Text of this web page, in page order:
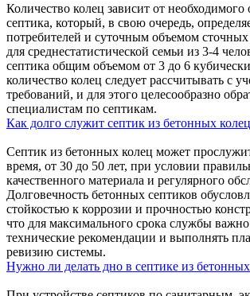
Количество колец зависит от необходимого
септика, который, в свою очередь,
потребителей и суточным объемом
для среднестатистической семьи из 3-4
септика общим объемом от 3 до 6
количество колец следует рассчитывать с
требований, и для этого целесообразно
специалистам по септикам.
Как долго служит септик из бетонных
Септик из бетонных колец может
время, от 30 до 50 лет, при условии
качественного материала и регулярного
Долговечность бетонных септиков
стойкостью к коррозии и прочностью
что для максимального срока службы
технические рекомендации и выполнять
ревизию системы.
Нужно ли делать дно в септике из